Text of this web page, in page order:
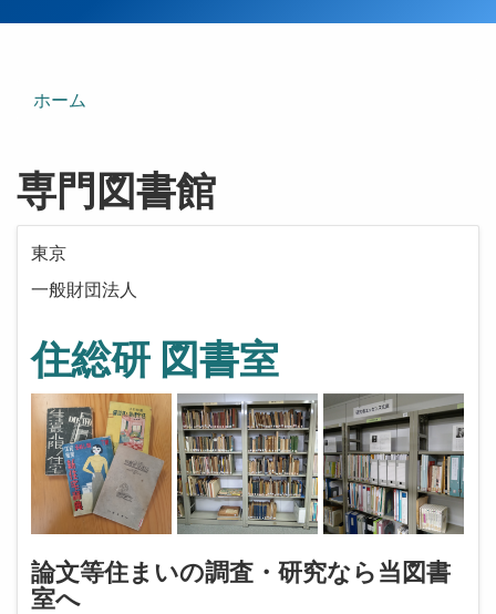
ホーム
専門図書館
東京
一般財団法人
住総研 図書室
論文等住まいの調査・研究なら当図書
室へ